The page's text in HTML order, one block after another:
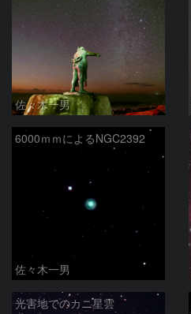
佐々木一男
6000ｍｍによるNGC2392
佐々木一男
光害地でのカニ星雲